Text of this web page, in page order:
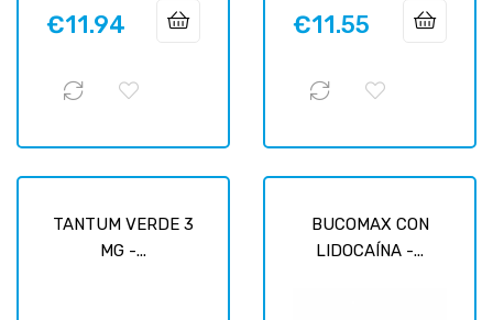
Price
€11.94 Price
€11.55
TANTUM VERDE 3
MG -...
BUCOMAX CON
LIDOCAÍNA -...